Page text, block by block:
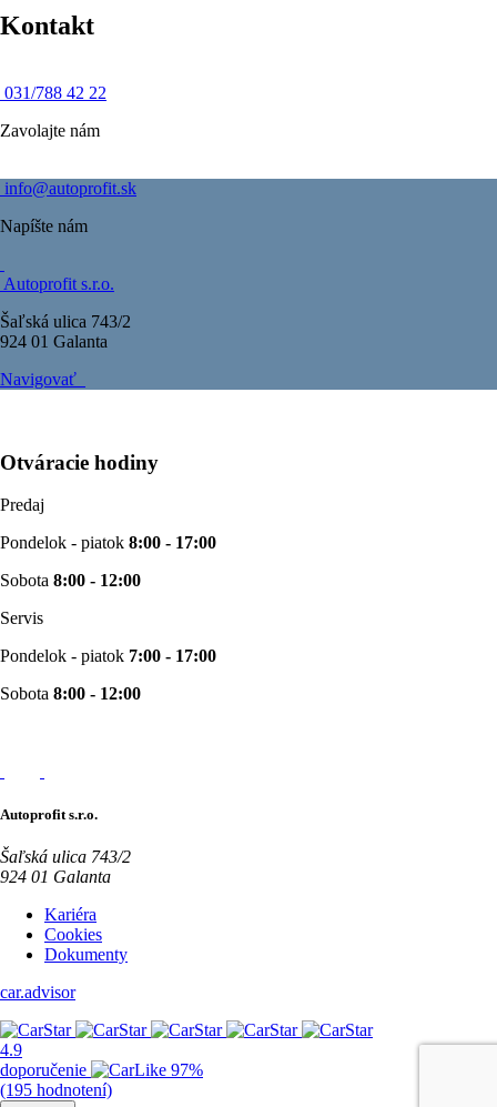
Kontakt
031/788 42 22
Zavolajte nám
info@autoprofit.sk
Napíšte nám
Autoprofit s.r.o.
Šaľská ulica 743/2
924 01 Galanta
Navigovať
Otváracie hodiny
Predaj
Pondelok - piatok 8:00 - 17:00
Sobota 8:00 - 12:00
Servis
Pondelok - piatok 7:00 - 17:00
Sobota 8:00 - 12:00
Autoprofit s.r.o.
Šaľská ulica 743/2
924 01 Galanta
Kariéra
Cookies
Dokumenty
car.advisor
4.9
doporučenie
97%
(195 hodnotení)